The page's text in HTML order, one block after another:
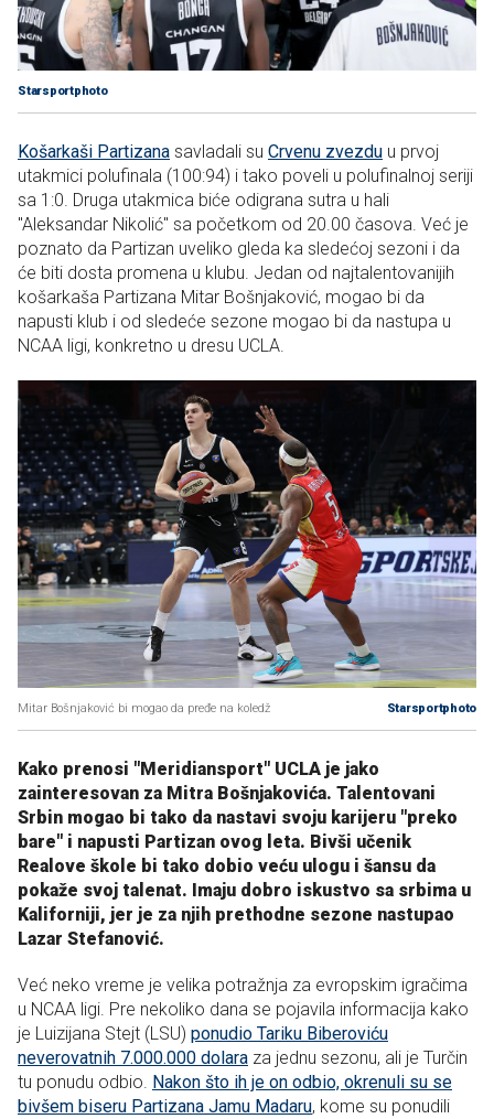
Starsportphoto
Košarkaši Partizana savladali su Crvenu zvezdu u prvoj
utakmici polufinala (100:94) i tako poveli u polufinalnoj seriji
sa 1:0. Druga utakmica biće odigrana sutra u hali
"Aleksandar Nikolić" sa početkom od 20.00 časova. Već je
poznato da Partizan uveliko gleda ka sledećoj sezoni i da
će biti dosta promena u klubu. Jedan od najtalentovanijih
košarkaša Partizana Mitar Bošnjaković, mogao bi da
napusti klub i od sledeće sezone mogao bi da nastupa u
NCAA ligi, konkretno u dresu UCLA.
Mitar Bošnjaković bi mogao da pređe na koledž Starsportphoto
Kako prenosi "Meridiansport" UCLA je jako
zainteresovan za Mitra Bošnjakovića. Talentovani
Srbin mogao bi tako da nastavi svoju karijeru "preko
bare" i napusti Partizan ovog leta. Bivši učenik
Realove škole bi tako dobio veću ulogu i šansu da
pokaže svoj talenat. Imaju dobro iskustvo sa srbima u
Kaliforniji, jer je za njih prethodne sezone nastupao
Lazar Stefanović.
Već neko vreme je velika potražnja za evropskim igračima
u NCAA ligi. Pre nekoliko dana se pojavila informacija kako
je Luizijana Stejt (LSU) ponudio Tariku Biberoviću
neverovatnih 7.000.000 dolara za jednu sezonu, ali je Turčin
tu ponudu odbio. Nakon što ih je on odbio, okrenuli su se
bivšem biseru Partizana Jamu Madaru, kome su ponudili